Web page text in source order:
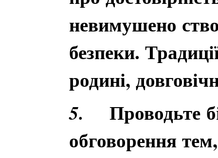
невимушено
безпеки.
родині,
5.Проводьте
обговорення